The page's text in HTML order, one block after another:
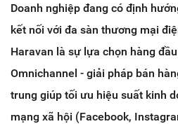
Doanh nghiệp đang có định
kết nối với đa sàn thương mại
Haravan là sự lựa chọn hàng
Omnichannel - giải pháp bán
trung giúp tối ưu hiệu suất kinh
mạng xã hội (Facebook,